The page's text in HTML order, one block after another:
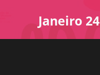
Janeiro 24